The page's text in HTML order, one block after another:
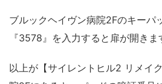
ブルックヘイヴン病院2Fのキーパ
『3578』を入力すると扉が開きま
以上が【サイレントヒル2 リメイ